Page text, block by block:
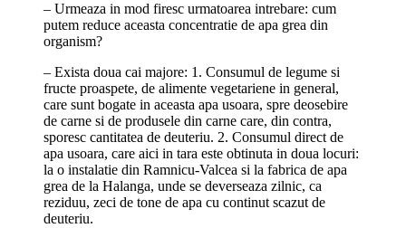
– Urmeaza in mod firesc urmatoarea intrebare: cum
putem reduce aceasta concentratie de apa grea din
organism?
– Exista doua cai majore: 1. Consumul de legume si
fructe proaspete, de alimente vegetariene in general,
care sunt bogate in aceasta apa usoara, spre deosebire
de carne si de produsele din carne care, din contra,
sporesc cantitatea de deuteriu. 2. Consumul direct de
apa usoara, care aici in tara este obtinuta in doua locuri:
la o instalatie din Ramnicu-Valcea si la fabrica de apa
grea de la Halanga, unde se deverseaza zilnic, ca
reziduu, zeci de tone de apa cu continut scazut de
deuteriu.